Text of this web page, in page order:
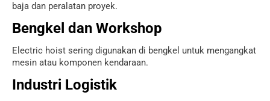
baja dan peralatan proyek.
Bengkel dan Workshop
Electric hoist sering digunakan di bengkel untuk mengangkat
mesin atau komponen kendaraan.
Industri Logistik